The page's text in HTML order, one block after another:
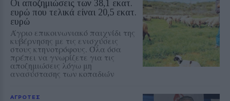
Οι αποζημιώσεις των 38,1 εκατ.
ευρώ που τελικά είναι 20,5 εκατ.
ευρώ
Άγριο επικοινωνιακό παιχνίδι της
κυβέρνησης με τις ενισχύσεις
στους κτηνοτρόφους. Όλα όσα
πρέπει να γνωρίζετε για τις
αποζημιώσεις λόγω μη
ανασύστασης των κοπαδιών
ΑΓΡΟΤΕΣ